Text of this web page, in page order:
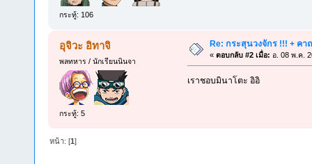
กระทู้: 106
อุจิวะ อิทาจิ
พลทหาร / นักเรียนนินจา
กระทู้: 5
Re: กระสุนวงจักร !!! + ค
« ตอบกลับ #2 เมื่อ: อ. 08 พ.ค.
เราชอบมินาโตะ อิอิ
หน้า: [1]